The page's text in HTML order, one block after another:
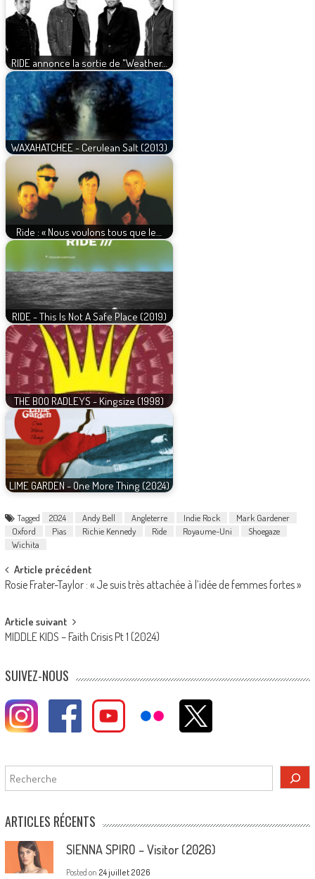
RIDE annonce la sortie de "Weather…
WAXAHATCHEE - Cerulean Salt (2013)
Ride : « Nous voulons tous que le…
RIDE - This Is Not A Safe Place (2019)
THE BOO RADLEYS - Kingsize (1998)
LIME GARDEN - One More Thing (2024)
Tagged 2024 Andy Bell Angleterre Indie Rock
Mark Gardener
Oxford
Pias Richie Kennedy Ride Royaume-Uni
Shoegaze
Wichita
Post
navigation
Article précédent
Rosie Frater-Taylor : « Je suis très attachée à l’idée de femmes fortes »
Article suivant
MIDDLE KIDS – Faith Crisis Pt 1 (2024)
SUIVEZ-NOUS
Rechercher
ARTICLES RÉCENTS
SIENNA SPIRO – Visitor (2026)
Posted on 24 juillet 2026